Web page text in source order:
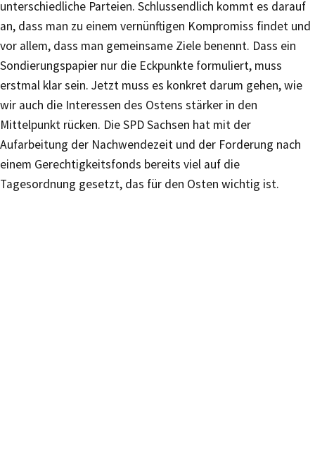
unterschiedliche Parteien. Schlussendlich kommt es darauf
an, dass man zu einem vernünftigen Kompromiss findet und
vor allem, dass man gemeinsame Ziele benennt. Dass ein
Sondierungspapier nur die Eckpunkte formuliert, muss
erstmal klar sein. Jetzt muss es konkret darum gehen, wie
wir auch die Interessen des Ostens stärker in den
Mittelpunkt rücken. Die SPD Sachsen hat mit der
Aufarbeitung der Nachwendezeit und der Forderung nach
einem Gerechtigkeitsfonds bereits viel auf die
Tagesordnung gesetzt, das für den Osten wichtig ist.